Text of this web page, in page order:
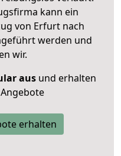
kann ein
von Erfurt nach
werden und
wir.
ausund erhalten
erhalten